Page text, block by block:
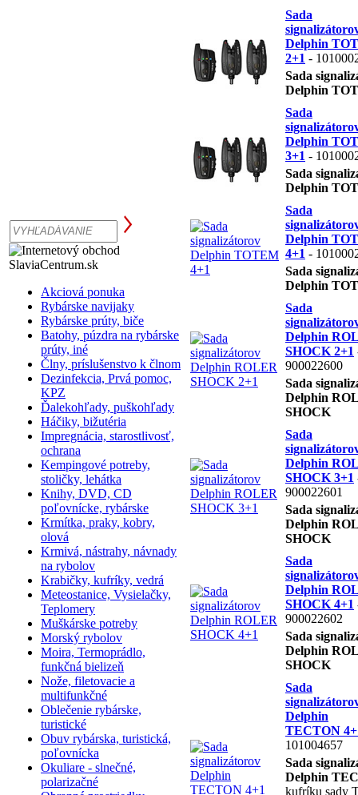
Akciová ponuka
Rybárske navijaky
Rybárske prúty, biče
Batohy, púzdra na rybárske
prúty, iné
Člny, príslušenstvo k člnom
Dezinfekcia, Prvá pomoc,
KPZ
Ďalekohľady, puškohľady
Háčiky, bižutéria
Impregnácia, starostlivosť,
ochrana
Kempingové potreby,
stoličky, lehátka
Knihy, DVD, CD
poľovnícke, rybárske
Krmítka, praky, kobry,
olová
Krmivá, nástrahy, návnady
na rybolov
Krabičky, kufríky, vedrá
Meteostanice, Vysielačky,
Teplomery
Muškárske potreby
Morský rybolov
Moira, Termoprádlo,
funkčná bielizeň
Nože, filetovacie a
multifunkčné
Oblečenie rybárske,
turistické
Obuv rybárska, turistická,
poľovnícka
Okuliare - slnečné,
polarizačné
Sada
Delphin
2+1 -
Sada
Delphin
Sada
Delphin
3+1 -
Sada
Delphin
Sada
Delphin
4+1 -
Sada
Delphin
Sada
Delphin
SHOCK 2+1
900022600
Sada
Delphin
SHOCK
Sada
Delphin
SHOCK 3+1
900022601
Sada
Delphin
SHOCK
Sada
Delphin
SHOCK 4+1
900022602
Sada
Delphin
SHOCK
Sada
Delphin
TECTON
101004657
Sada
Delphin
kufríku sady